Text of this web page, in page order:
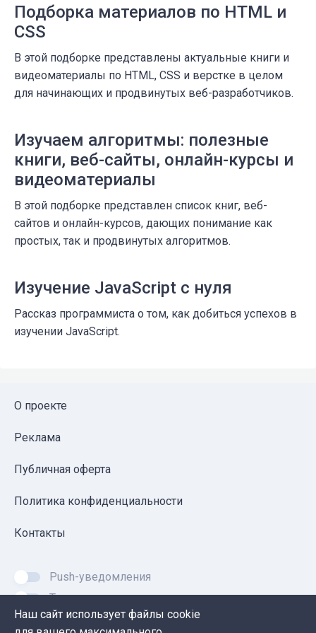
Подборка материалов по HTML и
CSS
В этой подборке представлены актуальные книги и
видеоматериалы по HTML, CSS и верстке в целом
для начинающих и продвинутых веб-разработчиков.
Изучаем алгоритмы: полезные
книги, веб-сайты, онлайн-курсы и
видеоматериалы
В этой подборке представлен список книг, веб-
сайтов и онлайн-курсов, дающих понимание как
простых, так и продвинутых алгоритмов.
Изучение JavaScript с нуля
Рассказ программиста о том, как добиться успехов в
изучении JavaScript.
О проекте
Реклама
Публичная оферта
Политика конфиденциальности
Контакты
Push-уведомления
Темная тема
Наш сайт использует файлы cookie